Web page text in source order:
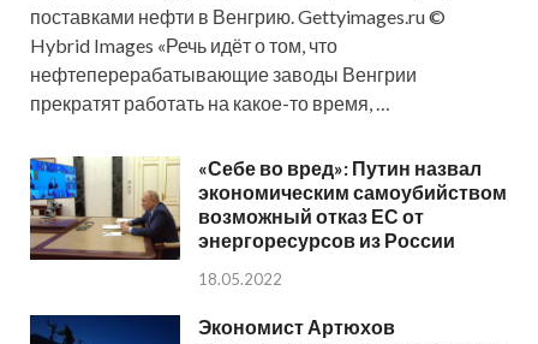
поставками нефти в Венгрию. Gettyimages.ru ©
Hybrid Images «Речь идёт о том, что
нефтеперерабатывающие заводы Венгрии
прекратят работать на какое-то время, …
«Себе во вред»: Путин назвал
экономическим самоубийством
возможный отказ ЕС от
энергоресурсов из России
18.05.2022
Экономист Артюхов